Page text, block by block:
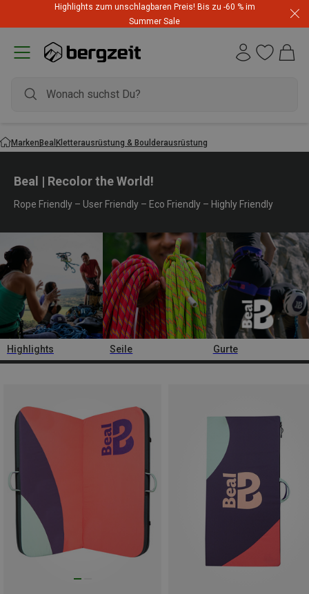
Highlights zum unschlagbaren Preis! Bis zu -60 % im
Summer Sale
MarkenBeal Kletterausrüstung & Boulderausrüstung
Beal | Recolor the World!
Rope Friendly – User Friendly – Eco Friendly – Highly Friendly
Highlights Seile Gurte